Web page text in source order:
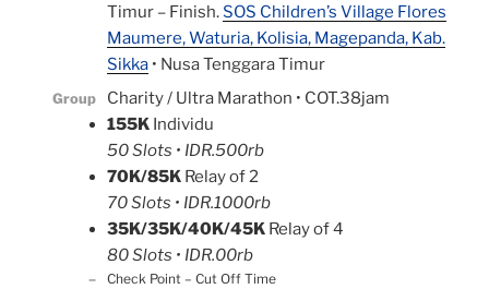
Timur – Finish.SOS Children’s Village Flores
Maumere, Waturia, Kolisia, Magepanda, Kab.
Sikka • Nusa Tenggara Timur
Group
Charity / Ultra Marathon • COT.38jam
155K Individu
50 Slots • IDR.500rb
70K/85K Relay of 2
70 Slots • IDR.1000rb
35K/35K/40K/45K Relay of 4
80 Slots • IDR.00rb
–
Check Point – Cut Off Time